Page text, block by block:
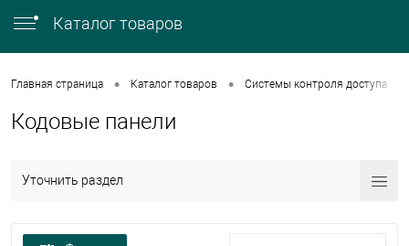
Каталог товаров
Главная страница • Каталог товаров • Системы контроля доступа
Кодовые панели
Уточнить раздел